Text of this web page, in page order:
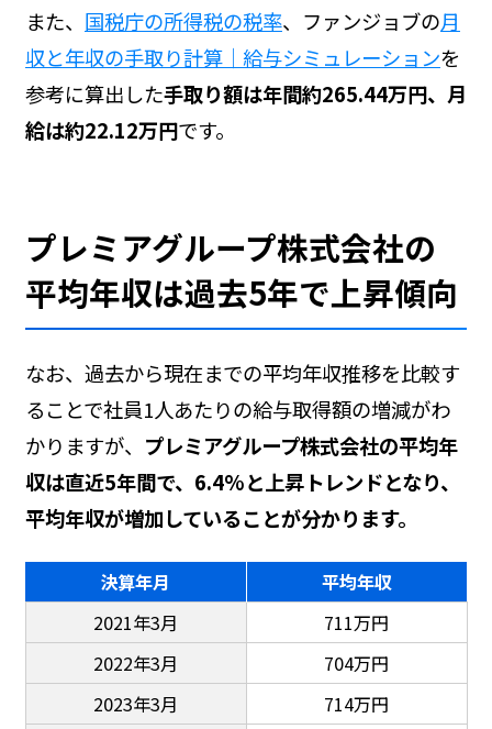
また、 国税庁の所得税の税率、ファンジョブの月
収と年収の手取り計算｜給与シミュレーションを
参考に算出した手取り額は年間約265.44万円、月
給は約22.12万円です。
プレミアグループ株式会社の
平均年収は過去5年で上昇傾向
なお、過去から現在までの平均年収推移を比較す
ることで社員1人あたりの給与取得額の増減がわ
かりますが、 プレミアグループ株式会社の平均年
収は直近5年間で、6.4%と上昇トレンドとなり、
平均年収が増加していることが分かります。
決算年月
平均年収
2021年3月
711万円
2022年3月
704万円
2023年3月
714万円